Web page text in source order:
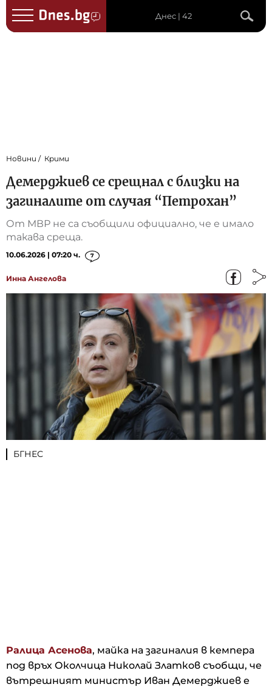
Днес | 42
Новини Крими
Демерджиев се срещнал с близки на
загиналите от случая “Петрохан”
От МВР не са съобщили официално, че е имало
такава среща.
10.06.2026 | 07:20 ч. 7
Инна Ангелова
БГНЕС
Ралица Асенова, майка на загиналия в кемпера
под връх Околчица Николай Златков съобщи, че
вътрешният министър Иван Демерджиев е